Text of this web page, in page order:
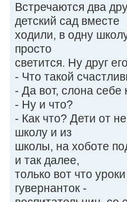
Встречаются два
детский сад вместе
ходили, в одну
просто
светится. Ну друг
- Что такой
- Да вот, слона себе
- Ну и что?
- Как что? Дети от
школу и из
школы, на хоботе
и так далее,
только вот что
гувернанток -